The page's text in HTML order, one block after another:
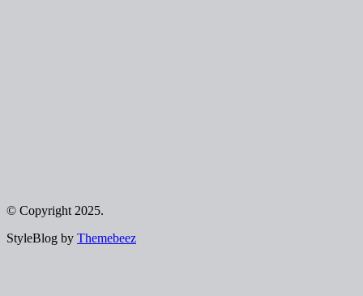
© Copyright 2025.
StyleBlog by Themebeez